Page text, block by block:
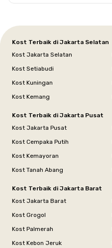
Kost Terbaik di Jakarta Selatan
Kost Jakarta Selatan
Kost Setiabudi
Kost Kuningan
Kost Kemang
Kost Terbaik di Jakarta Pusat
Kost Jakarta Pusat
Kost Cempaka Putih
Kost Kemayoran
Kost Tanah Abang
Kost Terbaik di Jakarta Barat
Kost Jakarta Barat
Kost Grogol
Kost Palmerah
Kost Kebon Jeruk